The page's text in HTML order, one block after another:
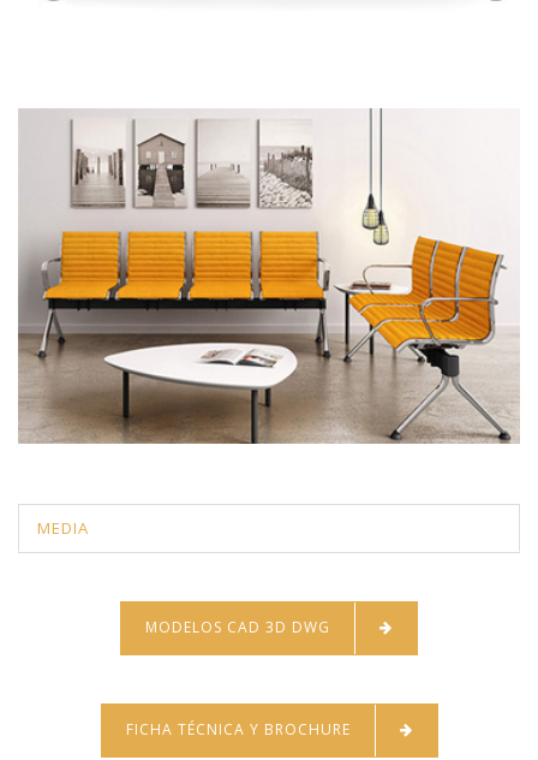
MEDIA
MODELOS CAD 3D DWG
FICHA TÉCNICA Y BROCHURE